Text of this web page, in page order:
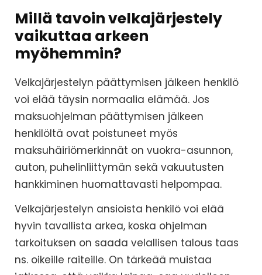
Millä tavoin velkajärjestely
vaikuttaa arkeen
myöhemmin?
Velkajärjestelyn päättymisen jälkeen henkilö
voi elää täysin normaalia elämää. Jos
maksuohjelman päättymisen jälkeen
henkilöltä ovat poistuneet myös
maksuhäiriömerkinnät on vuokra-asunnon,
auton, puhelinliittymän sekä vakuutusten
hankkiminen huomattavasti helpompaa.
Velkajärjestelyn ansioista henkilö voi elää
hyvin tavallista arkea, koska ohjelman
tarkoituksen on saada velallisen talous taas
ns. oikeille raiteille. On tärkeää muistaa